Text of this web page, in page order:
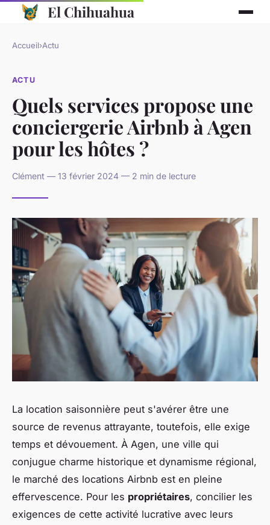
El Chihuahua
Accueil›Actu
ACTU
Quels services propose une
conciergerie Airbnb à Agen
pour les hôtes ?
Clément — 13 février 2024 — 2 min de lecture
La location saisonnière peut s'avérer être une
source de revenus attrayante, toutefois, elle exige
temps et dévouement. À Agen, une ville qui
conjugue charme historique et dynamisme régional,
le marché des locations Airbnb est en pleine
effervescence. Pour les propriétaires, concilier les
exigences de cette activité lucrative avec leurs